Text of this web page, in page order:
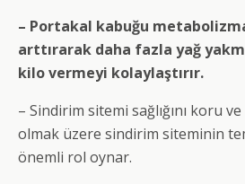
– Portakal kabuğu
arttırarak daha fazla yağ
kilo vermeyi kolaylaştırır.
– Sindirim sitemi sağlığını koru
olmak üzere sindirim siteminin
önemli rol oynar.